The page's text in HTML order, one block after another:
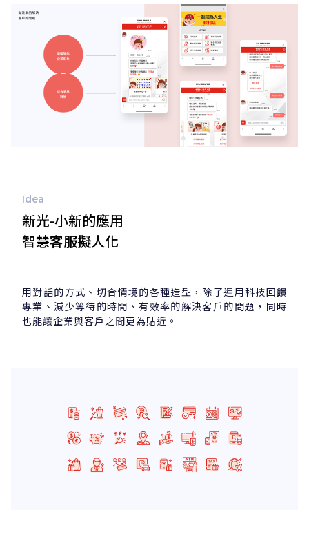
Idea
新光-小新的應用
智慧客服擬人化
用對話的方式、切合情境的各種造型，除了運用科技回饋
專業、減少等待的時間、有效率的解決客戶的問題，同時
也能讓企業與客戶之間更為貼近。